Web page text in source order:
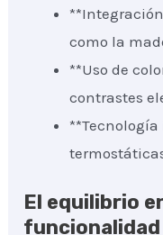
como la
**Uso de
contrastes
El equilibrio
funcionalidad